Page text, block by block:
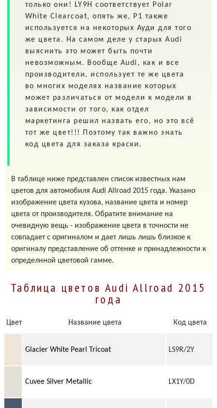
только они! LY9H соответствует Polar
White Clearcoat, опять же, P1 также
используется на некоторых Ауди для того
же цвета. На самом деле у старых Audi
выяснить это может быть почти
невозможным. Вообще Audi, как и все
производители, использует те же цвета
во многих моделях название которых
может различаться от модели к модели в
зависимости от того, как отдел
маркетинга решил назвать его, но это всё
тот же цвет!!! Поэтому так важно знать
код цвета для заказа краски.
В таблице ниже представлен список известных нам
цветов для автомобиля Audi Allroad 2015 года. Указано
изображение цвета кузова, название цвета и номер
цвета от производителя. Обратите внимание на
очевидную вещь - изображение цвета в точности не
совпадает с оригиналом и дает лишь лишь близкое к
оригиналу представление об оттенке и принадлежности к
определнной цветовой гамме.
Таблица цветов Audi Allroad 2015
года
Цвет Название цвета Код цвета
Glacier White Pearl Tricoat LS9R/2Y
Cuvee Silver Metallic LX1Y/0D